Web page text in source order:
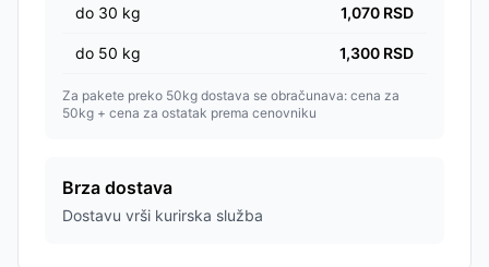
do 30 kg 1,070 RSD
do 50 kg 1,300 RSD
Za pakete preko 50kg dostava se obračunava: cena za
50kg + cena za ostatak prema cenovniku
Brza dostava
Dostavu vrši kurirska služba